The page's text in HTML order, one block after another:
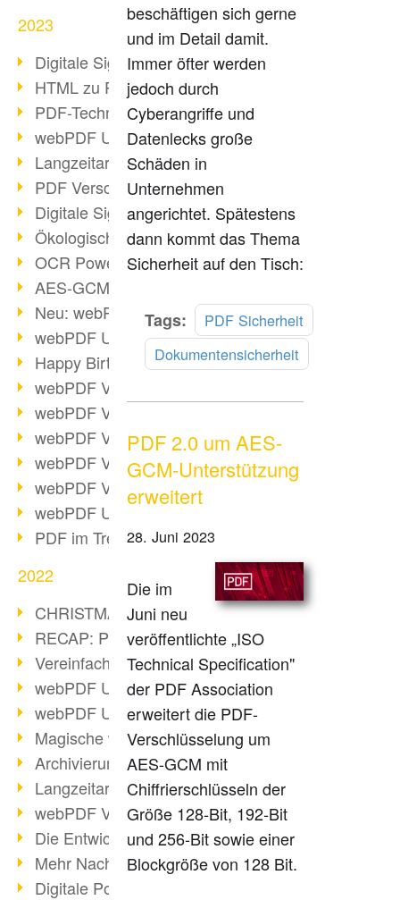
2023
Digitale Signatur in PDF
HTML zu PDF
PDF-Techniken für Barrierefreiheit
webPDF Update 9.0.0.3149
Langzeitarchivierung mit PDF/A
PDF Verschlüsselung
Digitale Signaturen
Ökologischen Abdruck reduzieren
OCR Power für Profis
AES-GCM-Unterstützung (PDF 2.0)
Neu: webPDF Developer Hub
webPDF Update 9.0.0.2898
Happy Birthday, PDF!
webPDF Video-Session 4
webPDF Video-Session 3
webPDF Video-Session 2
webPDF Video-Session 1
webPDF Video-Session Termine
webPDF Update 9.0.0.2843
PDF im Trend
2022
CHRISTMAS 2022 loading
RECAP: PDF Days Europe 2022
Vereinfachung Personalprozesse
webPDF Update 8.0.0.2727
webPDF Update 9.0.0.2732
Magische webPDF Version 9
Archivierung: Aufbewahrungsfristen
Langzeitarchivierung mit PDF/A
webPDF Video - Behind the Scenes
Die Entwicklung von PDF/X
Mehr Nachhaltigkeit durch PDF
Digitale Post als PDF/A
beschäftigen sich gerne
und im Detail damit.
Immer öfter werden
jedoch durch
Cyberangriffe und
Datenlecks große
Schäden in
Unternehmen
angerichtet. Spätestens
dann kommt das Thema
Sicherheit auf den Tisch:
Tags:
PDF Sicherheit
Dokumentensicherheit
PDF 2.0 um AES-
GCM-Unterstützung
erweitert
28. Juni 2023
Die im
Juni neu
veröffentlichte „ISO
Technical Specification"
der PDF Association
erweitert die PDF-
Verschlüsselung um
AES-GCM mit
Chiffrierschlüsseln der
Größe 128-Bit, 192-Bit
und 256-Bit sowie einer
Blockgröße von 128 Bit.